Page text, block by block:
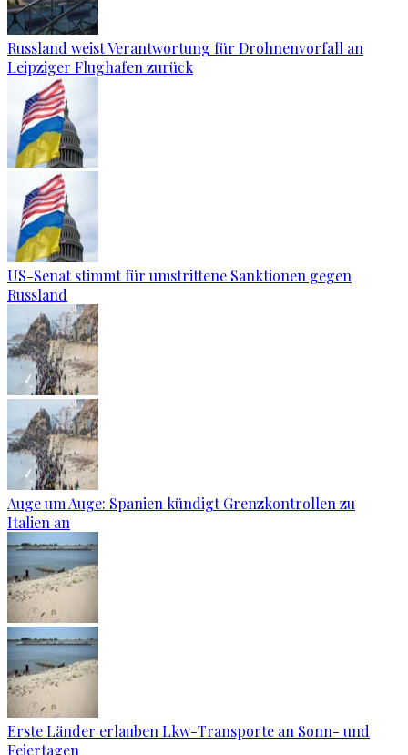
Russland weist Verantwortung für Drohnenvorfall an
Leipziger Flughafen zurück
US-Senat stimmt für umstrittene Sanktionen gegen
Russland
Auge um Auge: Spanien kündigt Grenzkontrollen zu
Italien an
Erste Länder erlauben Lkw-Transporte an Sonn- und
Feiertagen